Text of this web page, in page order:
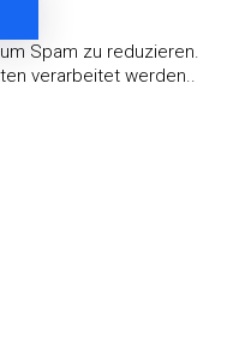
Spam zu reduzieren.
verarbeitet werden..